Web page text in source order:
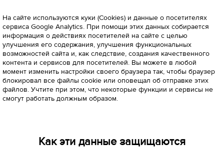
На сайте используются куки (Cookies) и данные о посетителях
сервиса Google Analytics. При помощи этих данных собирается
информация о действиях посетителей на сайте с целью
улучшения его содержания, улучшения функциональных
возможностей сайта и, как следствие, создания качественного
контента и сервисов для посетителей. Вы можете в любой
момент изменить настройки своего браузера так, чтобы браузер
блокировал все файлы cookie или оповещал об отправке этих
файлов. Учтите при этом, что некоторые функции и сервисы не
смогут работать должным образом.
Как эти данные защищаются